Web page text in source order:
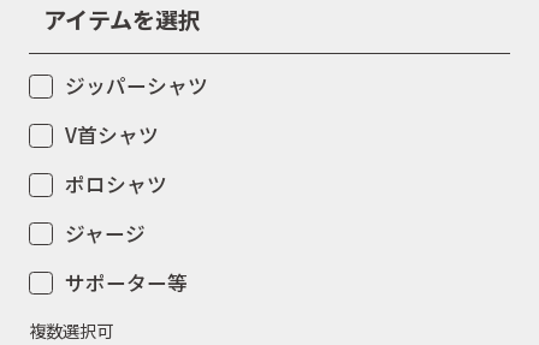
アイテムを選択
ジッパーシャツ
V首シャツ
ポロシャツ
ジャージ
サポーター等
複数選択可